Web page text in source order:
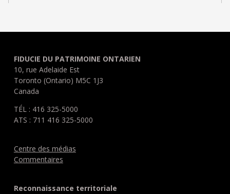
FIDUCIE DU PATRIMOINE ONTARIEN
10, rue Adelaide Est
Toronto (Ontario) M5C 1J3
Canada
TÉL : 416 325-5000
ATS : 711 416 325-5000
Centre des médias
Commentaires
Reconnaissance territoriale